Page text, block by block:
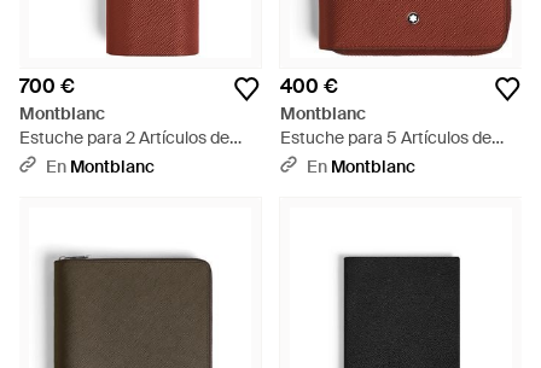
700 €
Montblanc
Estuche para 2 Artículos de
Escritura de Piel Sartorial -
En Montblanc
400 €
Montblanc
Estuche para 5 Artículos de
Escritura con Cremallera de
En Montblanc